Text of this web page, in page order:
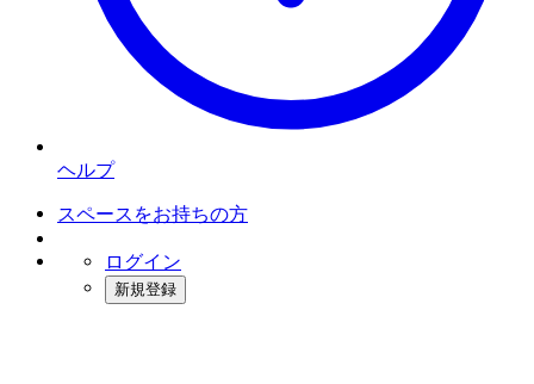
ヘルプ
スペースをお持ちの方
ログイン
新規登録